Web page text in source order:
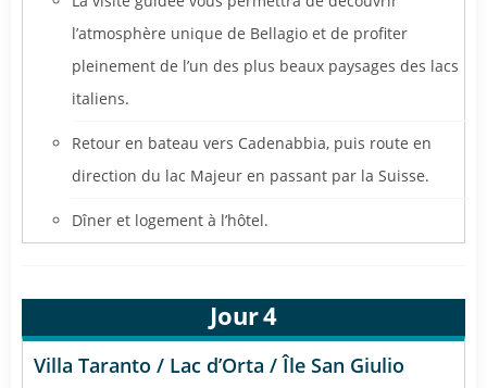
l’atmosphère unique de Bellagio et de profiter
pleinement de l’un des plus beaux paysages des lacs
italiens.
Retour en bateau vers Cadenabbia, puis route en
direction du lac Majeur en passant par la Suisse.
Dîner et logement à l’hôtel.
Jour4
Villa Taranto / Lac d’Orta / Île San Giulio